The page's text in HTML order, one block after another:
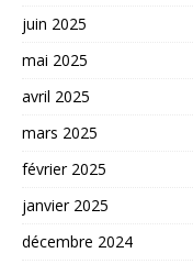
juin 2025
mai 2025
avril 2025
mars 2025
février 2025
janvier 2025
décembre 2024